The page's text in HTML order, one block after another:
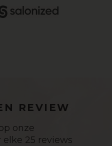
REVIEW
onze
elke 25 reviews